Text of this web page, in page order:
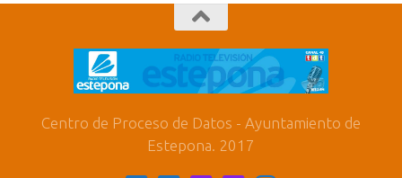
Centro de Proceso de Datos - Ayuntamiento de
Estepona. 2017